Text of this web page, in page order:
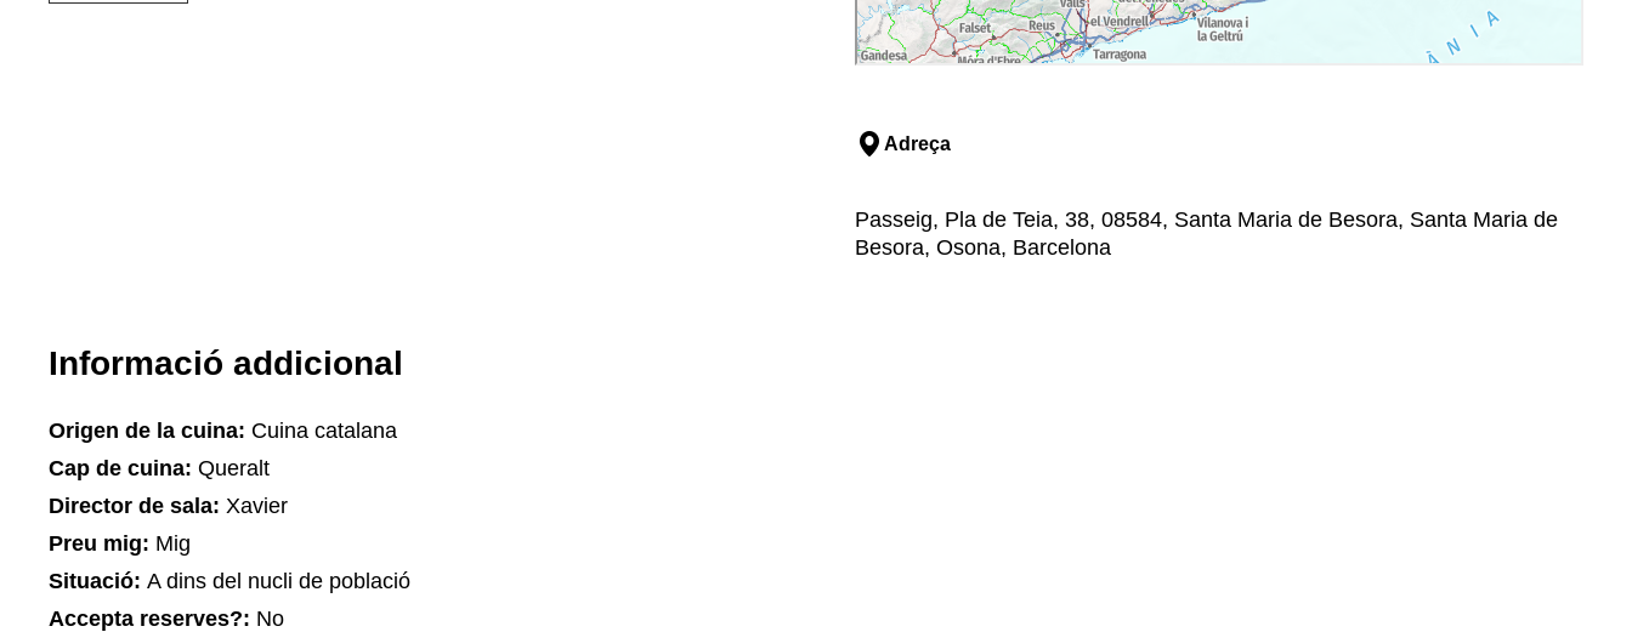
Adreça
Passeig, Pla de Teia, 38, 08584, Santa Maria de Besora, Santa Maria de
Besora, Osona, Barcelona
Informació addicional
Origen de la cuina: Cuina catalana
Cap de cuina: Queralt
Director de sala: Xavier
Preu mig: Mig
Situació: A dins del nucli de població
Accepta reserves?: No